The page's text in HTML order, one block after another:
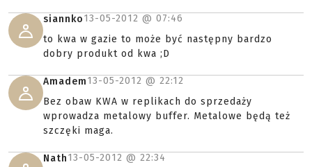
siannko13-05-2012 @ 07:46
to kwa w gazie to może być następny bardzo
dobry produkt od kwa ;D
Amadem13-05-2012 @ 22:12
Bez obaw KWA w replikach do sprzedaży
wprowadza metalowy buffer. Metalowe będą też
szczęki maga.
Nath13-05-2012 @ 22:34